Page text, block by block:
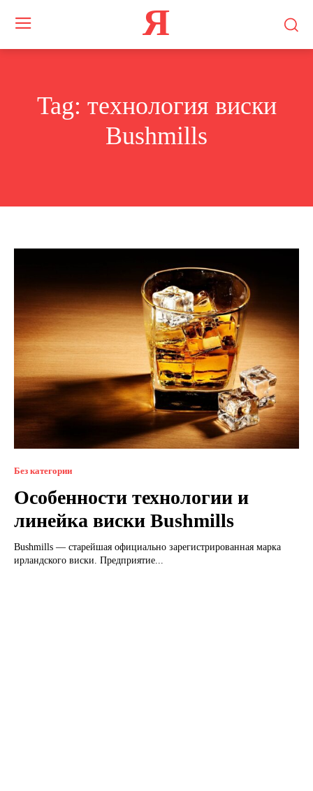
Я
Tag: технология виски
Bushmills
Без категории
Особенности технологии и
линейка виски Bushmills
Bushmills — старейшая официально зарегистрированная марка
ирландского виски. Предприятие...